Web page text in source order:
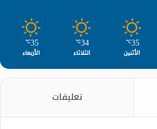
35
℃
الأثنين
34
℃
الثلاثاء
35
℃
الأربعاء
تعليقات